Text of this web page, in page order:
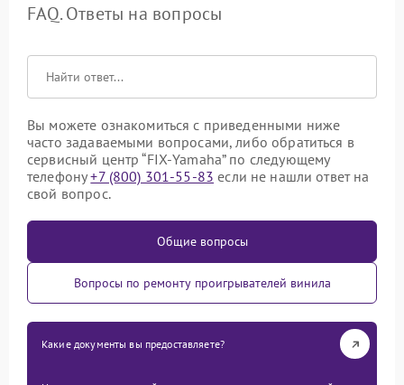
FAQ. Ответы на вопросы
Вы можете ознакомиться с приведенными ниже
часто задаваемыми вопросами, либо обратиться в
сервисный центр “FIX-Yamaha” по следующему
телефону+7 (800) 301-55-83 если не нашли ответ на
свой вопрос.
Общие вопросы
Вопросы по ремонту проигрывателей винила
Какие документы вы предоставляете?